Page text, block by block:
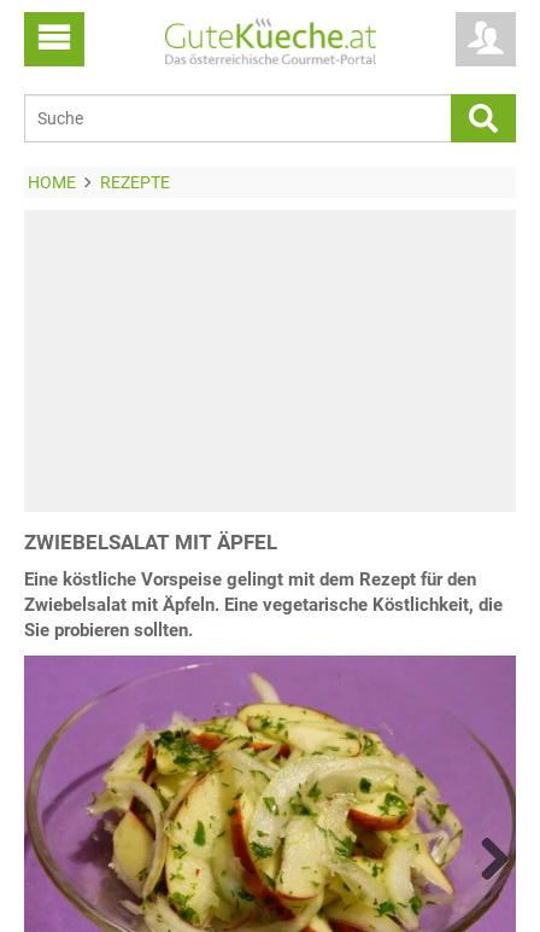
HOME REZEPTE
ZWIEBELSALAT MIT ÄPFEL
Eine köstliche Vorspeise gelingt mit dem Rezept für den
Zwiebelsalat mit Äpfeln. Eine vegetarische Köstlichkeit, die
Sie probieren sollten.
Next